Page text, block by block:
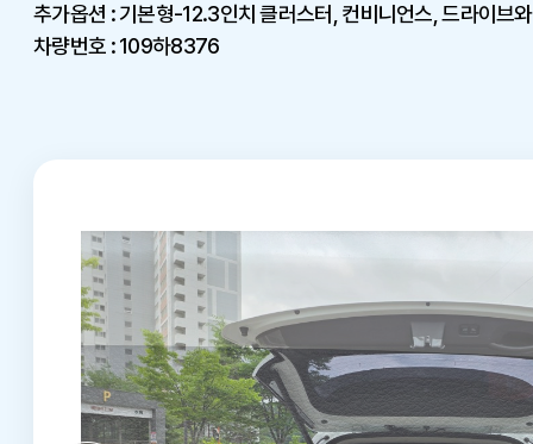
추가옵션 : 기본형-12.3인치 클러스터, 컨비니언스, 드라이브
차량번호 : 109하8376